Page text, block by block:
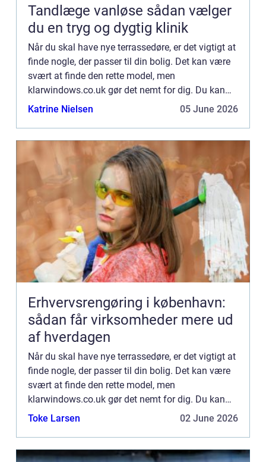
Tandlæge vanløse sådan vælger
du en tryg og dygtig klinik
Når du skal have nye terrassedøre, er det vigtigt at
finde nogle, der passer til din bolig. Det kan være
svært at finde den rette model, men
klarwindows.co.uk gør det nemt for dig. Du kan
selv designe dine egne terrassedøre og bestille
Katrine Nielsen 05 June 2026
Erhvervsrengøring i københavn:
sådan får virksomheder mere ud
af hverdagen
Når du skal have nye terrassedøre, er det vigtigt at
finde nogle, der passer til din bolig. Det kan være
svært at finde den rette model, men
klarwindows.co.uk gør det nemt for dig. Du kan
selv designe dine egne terrassedøre og bestille
Toke Larsen 02 June 2026